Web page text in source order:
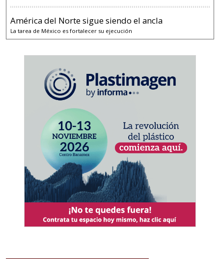
América del Norte sigue siendo el ancla
La tarea de México es fortalecer su ejecución